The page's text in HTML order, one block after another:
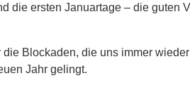
die ersten Januartage – die
Blockaden, die uns immer
Jahr gelingt.